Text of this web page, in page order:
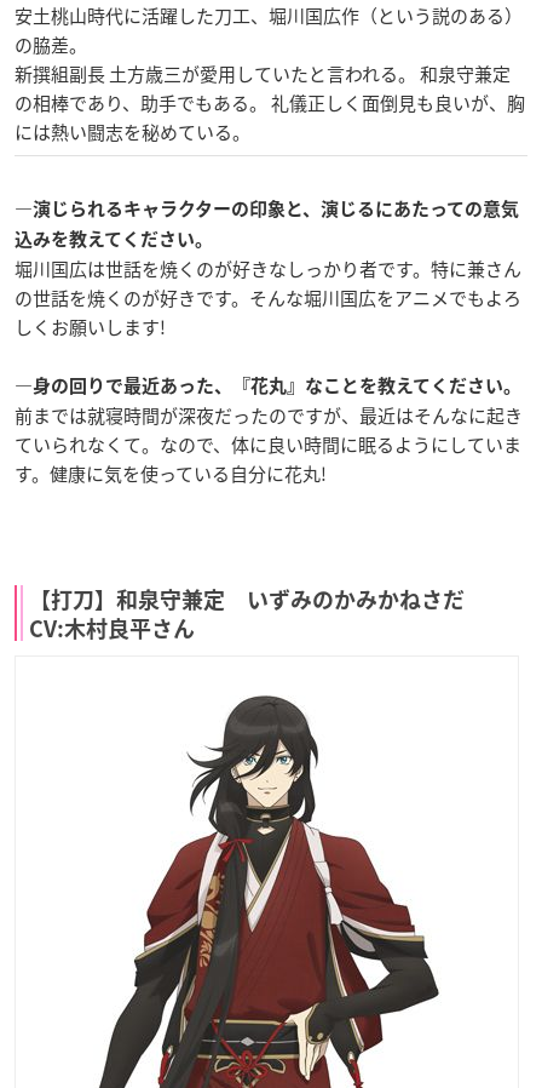
安土桃山時代に活躍した刀工、堀川国広作（という説のある）
の脇差。
新撰組副長 土方歳三が愛用していたと言われる。 和泉守兼定
の相棒であり、助手でもある。 礼儀正しく面倒見も良いが、胸
には熱い闘志を秘めている。
―演じられるキャラクターの印象と、演じるにあたっての意気
込みを教えてください。
堀川国広は世話を焼くのが好きなしっかり者です。特に兼さん
の世話を焼くのが好きです。そんな堀川国広をアニメでもよろ
しくお願いします!
―身の回りで最近あった、『花丸』なことを教えてください。
前までは就寝時間が深夜だったのですが、最近はそんなに起き
ていられなくて。なので、体に良い時間に眠るようにしていま
す。健康に気を使っている自分に花丸!
【打刀】和泉守兼定 いずみのかみかねさだ
CV:木村良平さん